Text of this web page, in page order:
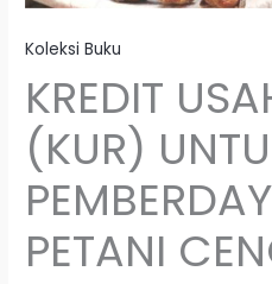
Koleksi Buku
KREDIT
(KUR)
PETANI